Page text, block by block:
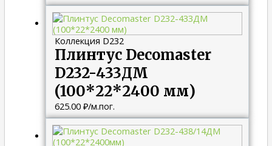
Коллекция D232
Плинтус Decomaster
D232-433ДМ
(100*22*2400 мм)
625.00 ₽/м.пог.